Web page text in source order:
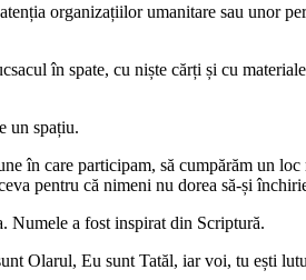
organizațiilor umanitare sau unor
în spate, cu niște cărți și cu
un spațiu.
în care participam, să cumpărăm un
pentru că nimeni nu dorea să-și
Numele a fost inspirat din Scriptură.
Olarul, Eu sunt Tatăl, iar voi, tu ești